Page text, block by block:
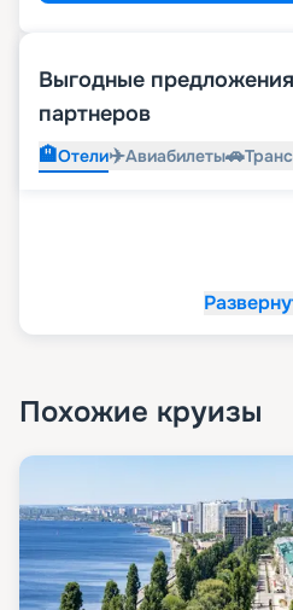
Выгодные
партнеров
🏨Отели✈️Авиабилеты🚗
Похожие круизы